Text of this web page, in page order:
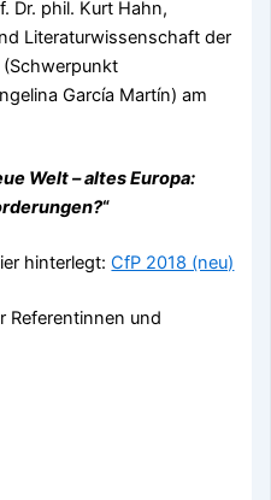
Dr. phil. Kurt Hahn,
Literaturwissenschaft der
García Martín) am
Welt – altes Europa:
“
hinterlegt:CfP 2018 (neu)
Referentinnen und